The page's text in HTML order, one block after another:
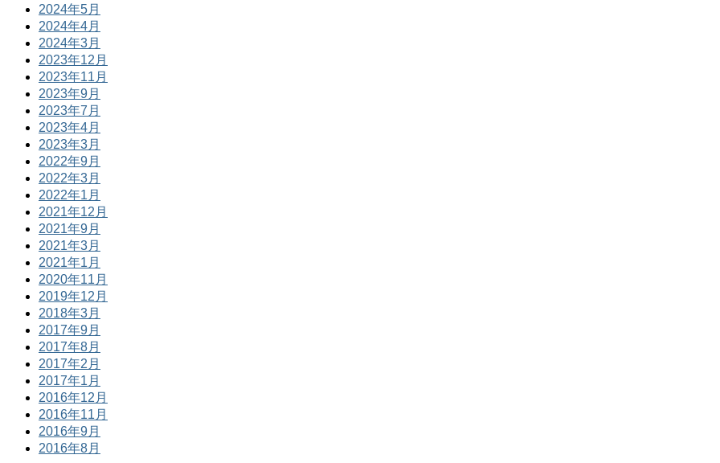
2024年5月
2024年4月
2024年3月
2023年12月
2023年11月
2023年9月
2023年7月
2023年4月
2023年3月
2022年9月
2022年3月
2022年1月
2021年12月
2021年9月
2021年3月
2021年1月
2020年11月
2019年12月
2018年3月
2017年9月
2017年8月
2017年2月
2017年1月
2016年12月
2016年11月
2016年9月
2016年8月